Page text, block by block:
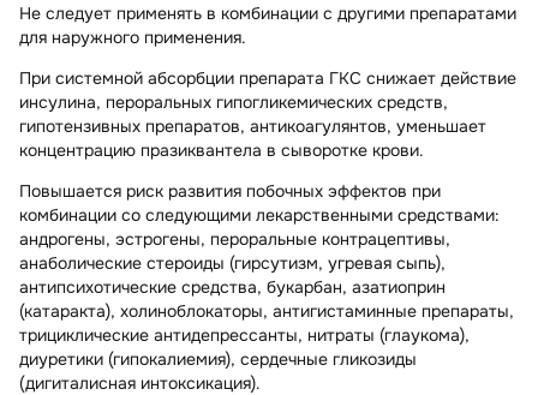
Не следует применять в комбинации с другими препаратами
для наружного применения.
При системной абсорбции препарата ГКС снижает действие
инсулина, пероральных гипогликемических средств,
гипотензивных препаратов, антикоагулянтов, уменьшает
концентрацию празиквантела в сыворотке крови.
Повышается риск развития побочных эффектов при
комбинации со следующими лекарственными средствами:
андрогены, эстрогены, пероральные контрацептивы,
анаболические стероиды (гирсутизм, угревая сыпь),
антипсихотические средства, букарбан, азатиоприн
(катаракта), холиноблокаторы, антигистаминные препараты,
трициклические антидепрессанты, нитраты (глаукома),
диуретики (гипокалиемия), сердечные гликозиды
(дигиталисная интоксикация).